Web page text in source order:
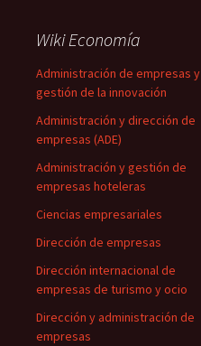
Wiki Economía
Administración de empresas y
gestión de la innovación
Administración y dirección de
empresas (ADE)
Administración y gestión de
empresas hoteleras
Ciencias empresariales
Dirección de empresas
Dirección internacional de
empresas de turismo y ocio
Dirección y administración de
empresas